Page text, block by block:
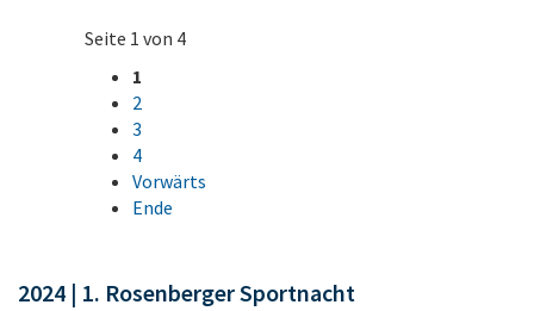
Seite 1 von 4
1
2
3
4
Vorwärts
Ende
2024 | 1. Rosenberger Sportnacht